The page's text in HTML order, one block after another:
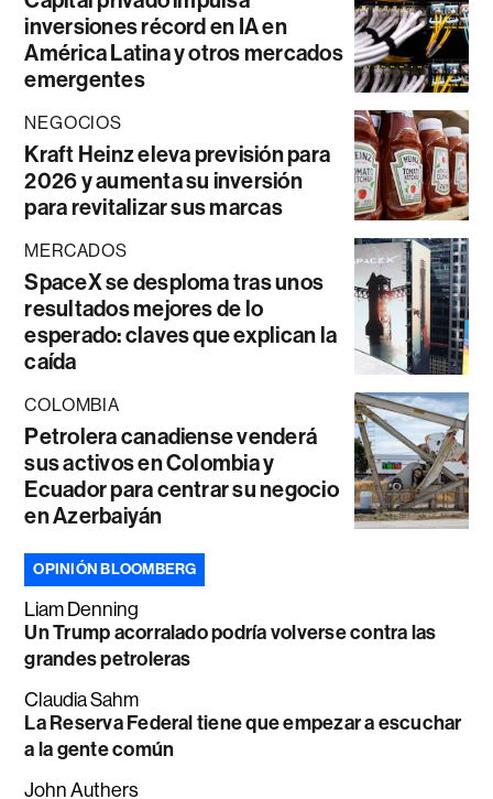
inversiones récord en IA en
América Latina y otros mercados
emergentes
NEGOCIOS
Kraft Heinz eleva previsión para
2026 y aumenta su inversión
para revitalizar sus marcas
MERCADOS
SpaceX se desploma tras unos
resultados mejores de lo
esperado: claves que explican la
caída
COLOMBIA
Petrolera canadiense venderá
sus activos en Colombia y
Ecuador para centrar su negocio
en Azerbaiyán
OPINIÓN BLOOMBERG
Liam Denning
Un Trump acorralado podría volverse contra las
grandes petroleras
Claudia Sahm
La Reserva Federal tiene que empezar a escuchar
a la gente común
John Authers